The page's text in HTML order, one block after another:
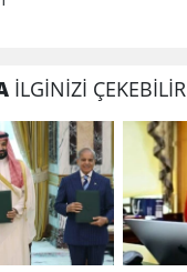
İLGİNİZİ ÇEKEBİLİR